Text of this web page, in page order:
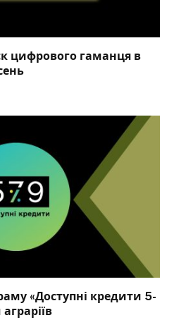
цифрового гаманця в
«Доступні кредити 5-